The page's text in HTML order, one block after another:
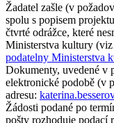
Žadatel zašle (v
spolu s popisem
čtvrté odrážce, které
Ministerstva kultury
podatelny Ministerstva
Dokumenty, uvedené v
elektronické podobě (v
adresu:
Žádosti podané po
pošty rozhoduje podací